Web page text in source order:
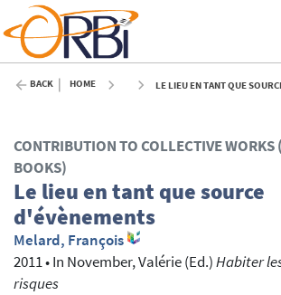
BACK HOME LE LIEU EN TANT QUE SOURCE
CONTRIBUTION TO COLLECTIVE WORKS
BOOKS)
Le lieu en tant que source
d'évènements
Melard, François
2011•In November, Valérie(Ed.)Habiter
risques